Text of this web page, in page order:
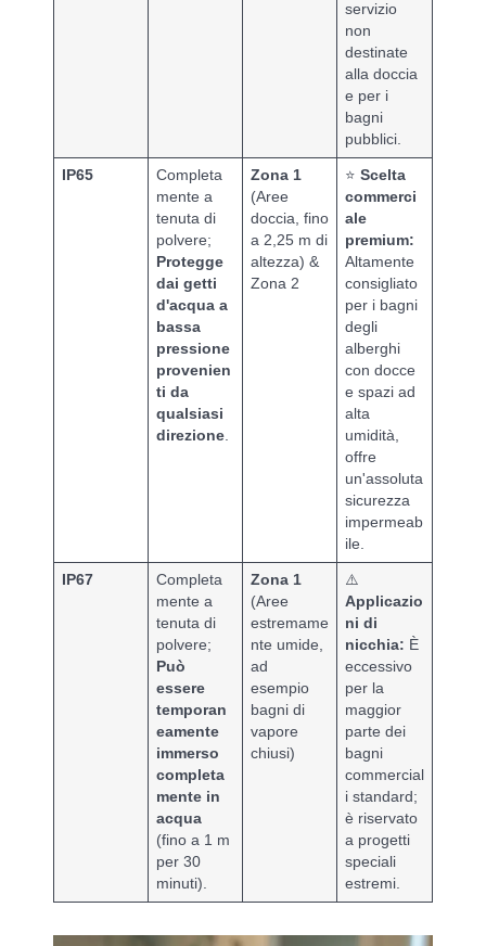
servizio
non
destinate
alla doccia
e per i
bagni
pubblici.
IP65
Completa
mente a
tenuta di
polvere;
Protegge
dai getti
d'acqua a
bassa
pressione
provenien
ti da
qualsiasi
direzione.
Zona 1
(Aree
doccia, fino
a 2,25 m di
altezza) &
Zona 2
⭐ Scelta
commerci
ale
premium:
Altamente
consigliato
per i bagni
degli
alberghi
con docce
e spazi ad
alta
umidità,
offre
un'assoluta
sicurezza
impermeab
ile.
IP67
Completa
mente a
tenuta di
polvere;
Può
essere
temporan
eamente
immerso
completa
mente in
acqua
(fino a 1 m
per 30
minuti).
Zona 1
(Aree
estremame
nte umide,
ad
esempio
bagni di
vapore
chiusi)
⚠️
Applicazio
ni di
nicchia: È
eccessivo
per la
maggior
parte dei
bagni
commercial
i standard;
è riservato
a progetti
speciali
estremi.